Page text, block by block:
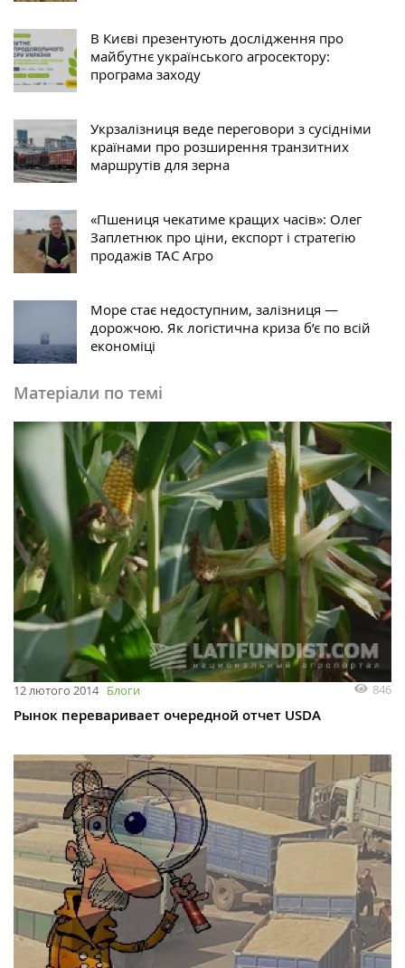
В Києві презентують дослідження про
майбутнє українського агросектору:
програма заходу
Укрзалізниця веде переговори з сусідніми
країнами про розширення транзитних
маршрутів для зерна
«Пшениця чекатиме кращих часів»: Олег
Заплетнюк про ціни, експорт і стратегію
продажів ТАС Агро
Море стає недоступним, залізниця —
дорожчою. Як логістична криза б’є по всій
економіці
Матеріали по темі
12 лютого 2014 Блоги 846
Рынок переваривает очередной отчет USDA